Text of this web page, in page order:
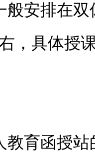
安排在双
，具体授
育函授站